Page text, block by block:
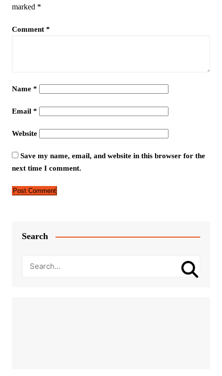
marked *
Comment *
Name *
Email *
Website
Save my name, email, and website in this browser for the
next time I comment.
Search